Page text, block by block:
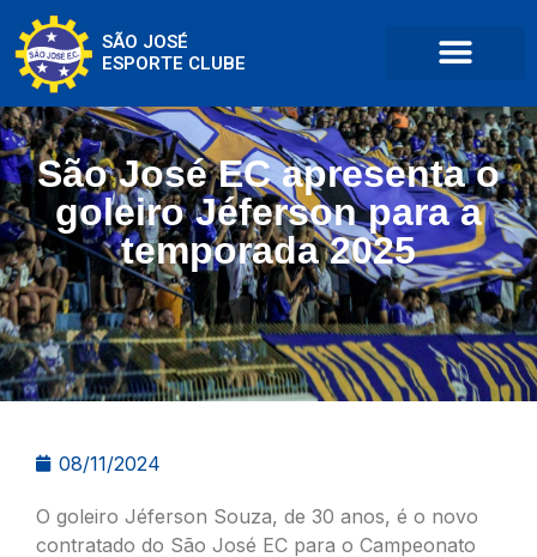
SÃO JOSÉ
ESPORTE CLUBE
São José EC apresenta o
goleiro Jéferson para a
temporada 2025
08/11/2024
O goleiro Jéferson Souza, de 30 anos, é o novo
contratado do São José EC para o Campeonato